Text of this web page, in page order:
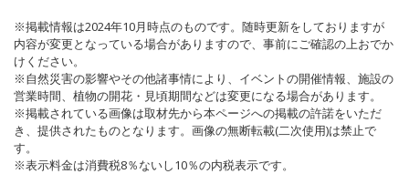
※掲載情報は2024年10月時点のものです。随時更新をしておりますが
内容が変更となっている場合がありますので、事前にご確認の上おでか
けください。
※自然災害の影響やその他諸事情により、イベントの開催情報、施設の
営業時間、植物の開花・見頃期間などは変更になる場合があります。
※掲載されている画像は取材先から本ページへの掲載の許諾をいただ
き、提供されたものとなります。画像の無断転載(二次使用)は禁止で
す。
※表示料金は消費税8％ないし10％の内税表示です。